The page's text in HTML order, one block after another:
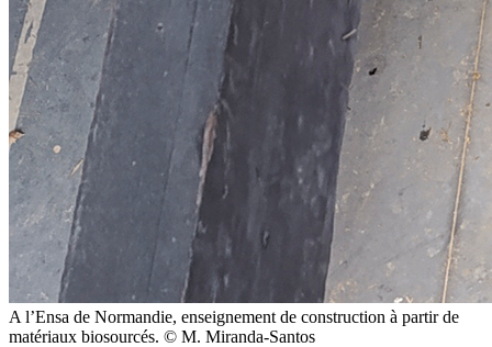
A l’Ensa de Normandie, enseignement de construction à partir de
matériaux biosourcés. © M. Miranda-Santos